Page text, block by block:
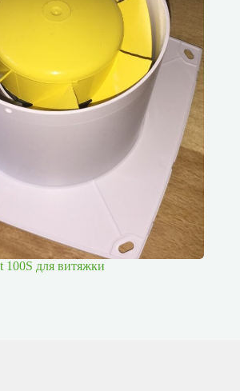
100S для витяжки